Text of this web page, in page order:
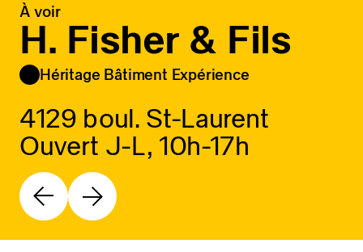
À voir
H. Fisher & Fils
Héritage Bâtiment Expérience
4129 boul. St-Laurent
Ouvert J-L, 10h-17h